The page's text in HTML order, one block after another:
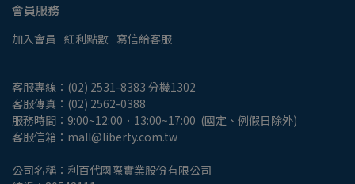
會員服務
加入會員 紅利點數 寫信給客服
客服專線：(02) 2531-8383 分機1302
客服傳真：(02) 2562-0388
服務時間：9:00~12:00．13:00~17:00  (國定、例假日除外)
客服信箱：mall@liberty.com.tw
公司名稱：利百代國際實業股份有限公司